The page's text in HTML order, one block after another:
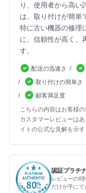
り、使用者から高い
は、取り付けが簡単
特に古い機器の修理
に、信頼性が高く、
す。
配送の迅速さ
取り付けの簡単さ
顧客満足度
こちらの内容はお客様
カスタマーレビューは
イトの公式な見解を示す
認証プラチ
レビューの8
だけが手にで